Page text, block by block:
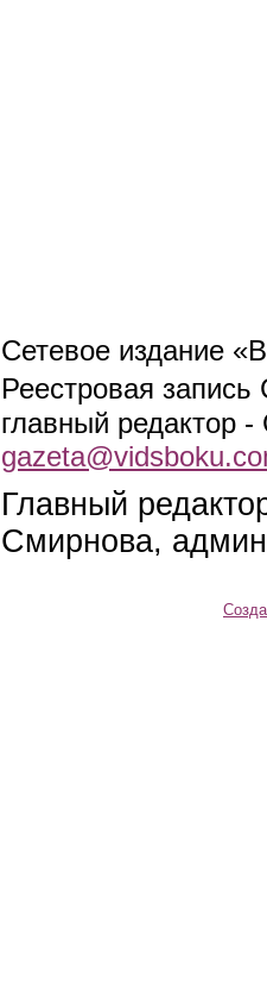
Сетевое издание
Реестровая
главный редактор
Главный
Смирнова,